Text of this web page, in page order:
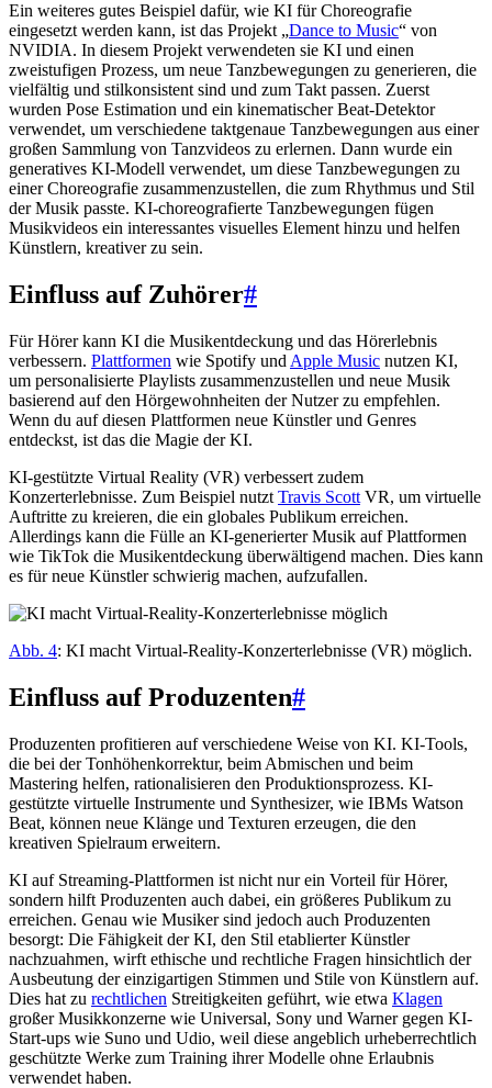
Ein weiteres gutes Beispiel dafür, wie KI für Choreografie
eingesetzt werden kann, ist das Projekt „Dance to Music“ von
NVIDIA. In diesem Projekt verwendeten sie KI und einen
zweistufigen Prozess, um neue Tanzbewegungen zu generieren, die
vielfältig und stilkonsistent sind und zum Takt passen. Zuerst
wurden Pose Estimation und ein kinematischer Beat-Detektor
verwendet, um verschiedene taktgenaue Tanzbewegungen aus einer
großen Sammlung von Tanzvideos zu erlernen. Dann wurde ein
generatives KI-Modell verwendet, um diese Tanzbewegungen zu
einer Choreografie zusammenzustellen, die zum Rhythmus und Stil
der Musik passte. KI-choreografierte Tanzbewegungen fügen
Musikvideos ein interessantes visuelles Element hinzu und helfen
Künstlern, kreativer zu sein.
Einfluss auf Zuhörer#
Für Hörer kann KI die Musikentdeckung und das Hörerlebnis
verbessern. Plattformen wie Spotify und Apple Music nutzen KI,
um personalisierte Playlists zusammenzustellen und neue Musik
basierend auf den Hörgewohnheiten der Nutzer zu empfehlen.
Wenn du auf diesen Plattformen neue Künstler und Genres
entdeckst, ist das die Magie der KI.
KI-gestützte Virtual Reality (VR) verbessert zudem
Konzerterlebnisse. Zum Beispiel nutzt Travis Scott VR, um virtuelle
Auftritte zu kreieren, die ein globales Publikum erreichen.
Allerdings kann die Fülle an KI-generierter Musik auf Plattformen
wie TikTok die Musikentdeckung überwältigend machen. Dies kann
es für neue Künstler schwierig machen, aufzufallen.
Abb. 4: KI macht Virtual-Reality-Konzerterlebnisse (VR) möglich.
Einfluss auf Produzenten#
Produzenten profitieren auf verschiedene Weise von KI. KI-Tools,
die bei der Tonhöhenkorrektur, beim Abmischen und beim
Mastering helfen, rationalisieren den Produktionsprozess. KI-
gestützte virtuelle Instrumente und Synthesizer, wie IBMs Watson
Beat, können neue Klänge und Texturen erzeugen, die den
kreativen Spielraum erweitern.
KI auf Streaming-Plattformen ist nicht nur ein Vorteil für Hörer,
sondern hilft Produzenten auch dabei, ein größeres Publikum zu
erreichen. Genau wie Musiker sind jedoch auch Produzenten
besorgt: Die Fähigkeit der KI, den Stil etablierter Künstler
nachzuahmen, wirft ethische und rechtliche Fragen hinsichtlich der
Ausbeutung der einzigartigen Stimmen und Stile von Künstlern auf.
Dies hat zu rechtlichen Streitigkeiten geführt, wie etwa Klagen
großer Musikkonzerne wie Universal, Sony und Warner gegen KI-
Start-ups wie Suno und Udio, weil diese angeblich urheberrechtlich
geschützte Werke zum Training ihrer Modelle ohne Erlaubnis
verwendet haben.